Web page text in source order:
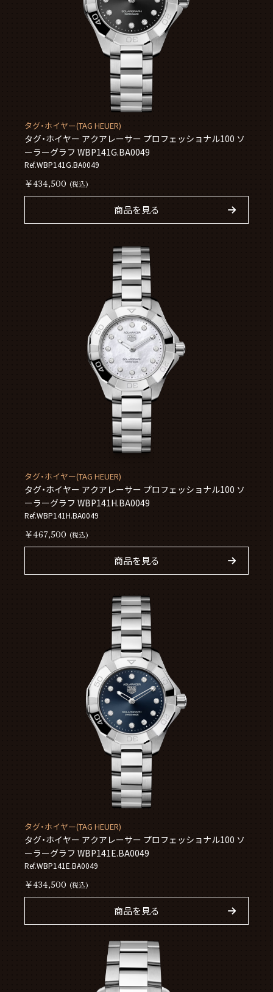
タグ・ホイヤー(TAG HEUER)
タグ・ホイヤー アクアレーサー プロフェッショナル100 ソ
ーラーグラフ WBP141G.BA0049
Ref.WBP141G.BA0049
￥434,500 (税込)
商品を見る
タグ・ホイヤー(TAG HEUER)
タグ・ホイヤー アクアレーサー プロフェッショナル100 ソ
ーラーグラフ WBP141H.BA0049
Ref.WBP141H.BA0049
￥467,500 (税込)
商品を見る
タグ・ホイヤー(TAG HEUER)
タグ・ホイヤー アクアレーサー プロフェッショナル100 ソ
ーラーグラフ WBP141E.BA0049
Ref.WBP141E.BA0049
￥434,500 (税込)
商品を見る